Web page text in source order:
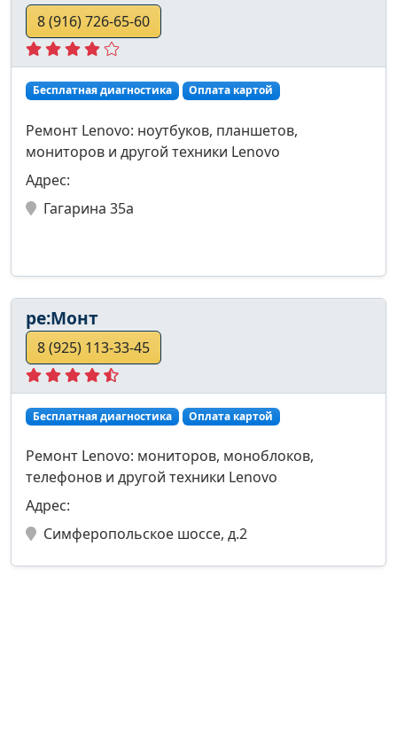
8 (916) 726-65-60
Бесплатная диагностика Оплата картой
Ремонт Lenovo: ноутбуков, планшетов,
мониторов и другой техники Lenovo
Адрес:
Гагарина 35а
ре:Монт
8 (925) 113-33-45
Бесплатная диагностика Оплата картой
Ремонт Lenovo: мониторов, моноблоков,
телефонов и другой техники Lenovo
Адрес:
Симферопольское шоссе, д.2